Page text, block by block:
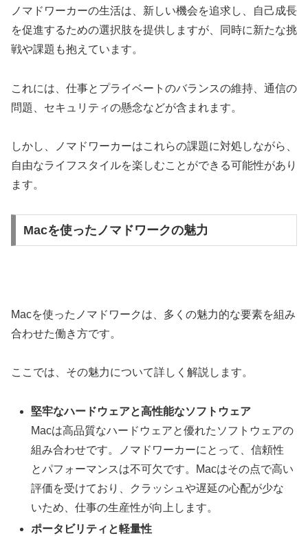
ノマドワーカーの生活は、新しい機会を追求し、自己成長
を促進するための選択肢を提供しますが、同時に新たな挑
戦や課題も抱えています。
これには、仕事とプライベートのバランスの維持、通信の
問題、セキュリティの懸念などが含まれます。
しかし、ノマドワーカーはこれらの課題に対処しながら、
自由なライフスタイルを楽しむことができる可能性があり
ます。
Macを使ったノマドワークの魅力
Macを使ったノマドワークは、多くの魅力的な要素を組み
合わせた働き方です。
ここでは、その魅力について詳しく解説します。
堅牢なハードウェアと高性能なソフトウェア
Macは高品質なハードウェアと優れたソフトウェアの
組み合わせです。ノマドワーカーにとって、信頼性
とパフォーマンスは不可欠です。Macはその点で高い
評価を受けており、クラッシュや遅延の心配が少な
いため、仕事の生産性が向上します。
ポータビリティと軽量性